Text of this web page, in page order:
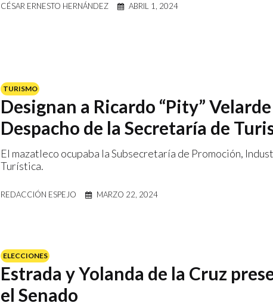
CÉSAR ERNESTO HERNÁNDEZ ABRIL 1, 2024
TURISMO
Designan a Ricardo “Pity”
Despacho de la Secretaría de
El mazatleco ocupaba la Subsecretaría de Promoción,
Turística.
REDACCIÓN ESPEJO MARZO 22, 2024
ELECCIONES
Estrada y Yolanda de la Cruz
el Senado